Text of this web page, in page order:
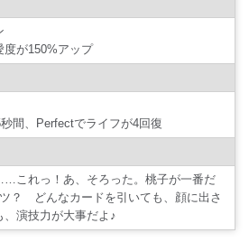
度が150%アップ
間、Perfectでライフが4回復
これっ！あ、そろった。桃子が一番だ
？ どんなカードを引いても、顔に出さ
演技力が大事だよ♪